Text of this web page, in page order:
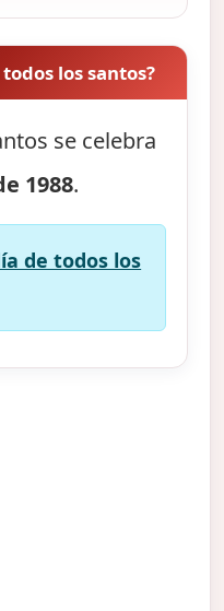
los santos?
se celebra
1988.
de todos los